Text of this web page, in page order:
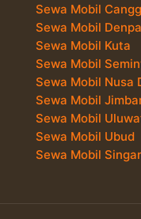
Sewa Mobil
Sewa Mobil
Sewa Mobil Kuta
Sewa Mobil
Sewa Mobil Nusa
Sewa Mobil
Sewa Mobil
Sewa Mobil Ubud
Sewa Mobil